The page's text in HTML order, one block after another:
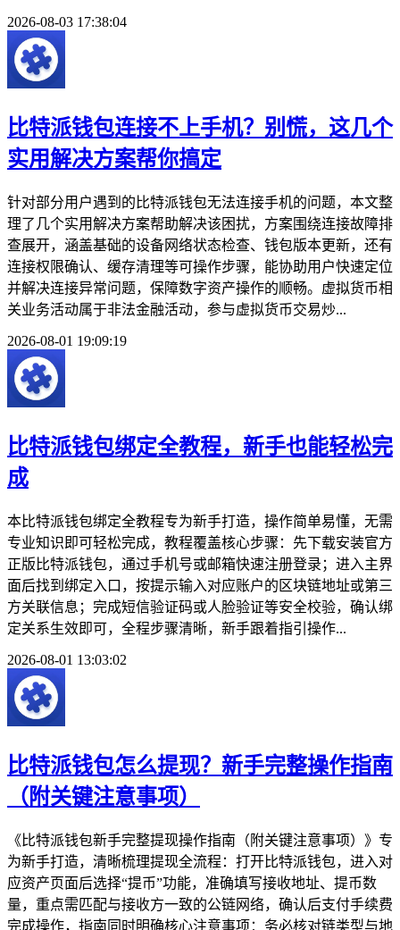
2026-08-03 17:38:04
比特派钱包连接不上手机？别慌，这几个
实用解决方案帮你搞定
针对部分用户遇到的比特派钱包无法连接手机的问题，本文整
理了几个实用解决方案帮助解决该困扰，方案围绕连接故障排
查展开，涵盖基础的设备网络状态检查、钱包版本更新，还有
连接权限确认、缓存清理等可操作步骤，能协助用户快速定位
并解决连接异常问题，保障数字资产操作的顺畅。虚拟货币相
关业务活动属于非法金融活动，参与虚拟货币交易炒...
2026-08-01 19:09:19
比特派钱包绑定全教程，新手也能轻松完
成
本比特派钱包绑定全教程专为新手打造，操作简单易懂，无需
专业知识即可轻松完成，教程覆盖核心步骤：先下载安装官方
正版比特派钱包，通过手机号或邮箱快速注册登录；进入主界
面后找到绑定入口，按提示输入对应账户的区块链地址或第三
方关联信息；完成短信验证码或人脸验证等安全校验，确认绑
定关系生效即可，全程步骤清晰，新手跟着指引操作...
2026-08-01 13:03:02
比特派钱包怎么提现？新手完整操作指南
（附关键注意事项）
《比特派钱包新手完整提现操作指南（附关键注意事项）》专
为新手打造，清晰梳理提现全流程：打开比特派钱包，进入对
应资产页面后选择“提币”功能，准确填写接收地址、提币数
量，重点需匹配与接收方一致的公链网络，确认后支付手续费
完成操作，指南同时明确核心注意事项：务必核对链类型与地